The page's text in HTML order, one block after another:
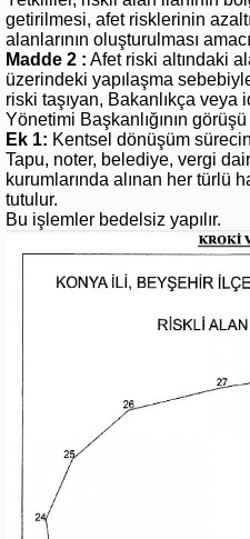
getirilmesi, afet risklerinin
alanlarının oluşturulması
Madde 2 : Afet riski altındaki
üzerindeki yapılaşma
riski taşıyan, Bakanlıkça veya
Yönetimi Başkanlığının
Ek 1: Kentsel dönüşüm
Tapu, noter, belediye, vergi
kurumlarında alınan her türlü
tutulur.
Bu işlemler bedelsiz yapılır.